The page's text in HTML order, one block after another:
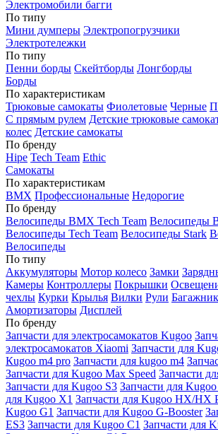
Электромобили багги
По типу
Мини думперы Электропогрузчики
Электротележки
По типу
Пенни борды Скейтборды Лонгборды
Борды
По характеристикам
Трюковые самокаты Фиолетовые Черные
С прямым рулем Детские трюковые
колес Детские самокаты
По бренду
Hipe Tech Team Ethic
Самокаты
По характеристикам
BMX Профессиональные Недорогие
По бренду
Велосипеды BMX Tech Team Велосипеды
Велосипеды Tech Team Велосипеды Stark
Велосипеды
По типу
Аккумуляторы Мотор колесо Замки
Камеры Контроллеры Покрышки
чехлы Курки Крылья Вилки Рули
Амортизаторы Дисплей
По бренду
Запчасти для электросамокатов Kugoo
электросамокатов Xiaomi Запчасти для
Кugoo m4 pro Запчасти для kugoo m4
Запчасти для Kugoo Max Speed Запчасти
Запчасти для Kugoo S3 Запчасти для
для Kugoo X1 Запчасти для Kugoo HX/HX
Kugoo G1 Запчасти для Kugoo G-Booster
ES3 Запчасти для Kugoo C1 Запчасти для